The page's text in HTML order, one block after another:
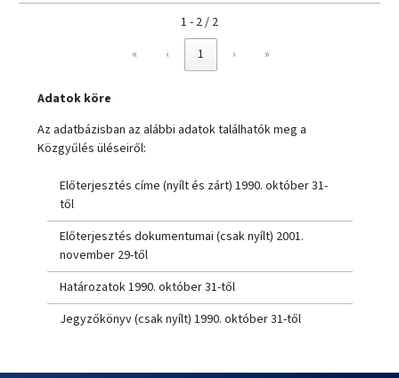
1 - 2 / 2
«
‹ 1 › »
Adatok köre
Az adatbázisban az alábbi adatok találhatók meg a
Közgyűlés üléseiről:
Előterjesztés címe (nyílt és zárt) 1990. október 31-
től
Előterjesztés dokumentumai (csak nyílt) 2001.
november 29-től
Határozatok 1990. október 31-től
Jegyzőkönyv (csak nyílt) 1990. október 31-től